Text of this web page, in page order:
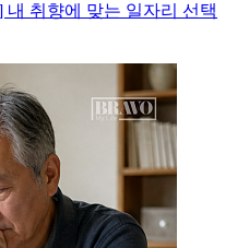
취향에 맞는 일자리 선택